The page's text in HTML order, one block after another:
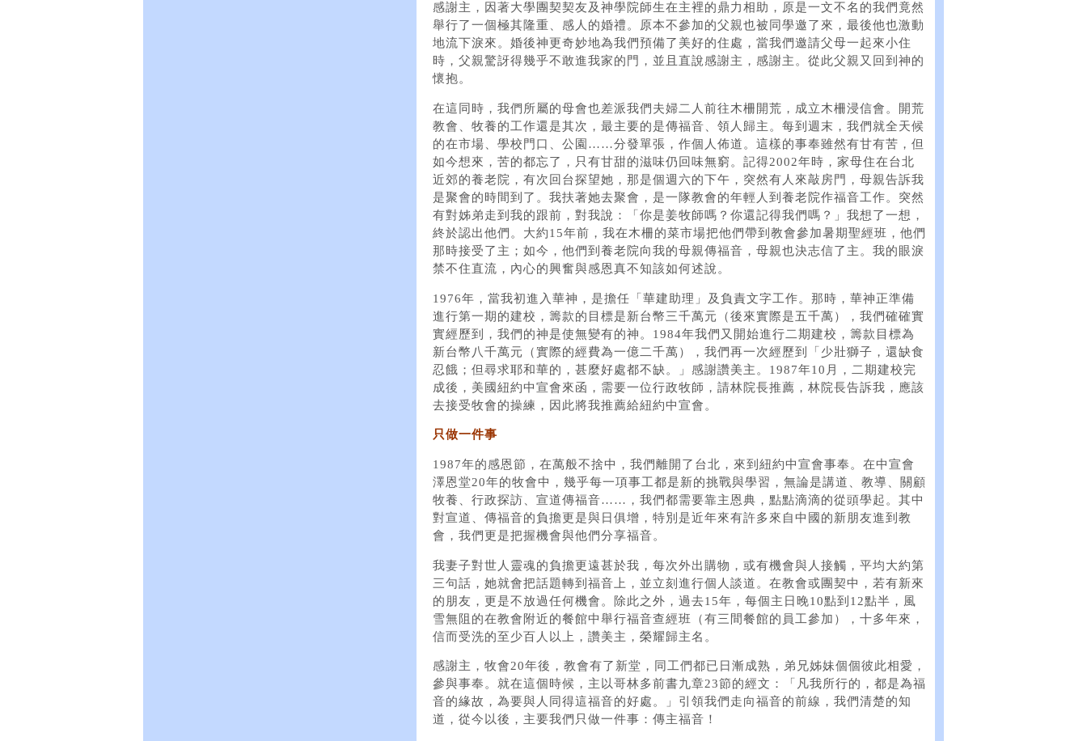
感謝主，因著大學團契契友及神學院師生在主裡的鼎力相助，原是一文不名的我們竟然
舉行了一個極其隆重、感人的婚禮。原本不參加的父親也被同學邀了來，最後他也激動
地流下淚來。婚後神更奇妙地為我們預備了美好的住處，當我們邀請父母一起來小住
時，父親驚訝得幾乎不敢進我家的門，並且直說感謝主，感謝主。從此父親又回到神的
懷抱。
在這同時，我們所屬的母會也差派我們夫婦二人前往木柵開荒，成立木柵浸信會。開荒
教會、牧養的工作還是其次，最主要的是傳福音、領人歸主。每到週末，我們就全天候
的在市場、學校門口、公園……分發單張，作個人佈道。這樣的事奉雖然有甘有苦，但
如今想來，苦的都忘了，只有甘甜的滋味仍回味無窮。記得2002年時，家母住在台北
近郊的養老院，有次回台探望她，那是個週六的下午，突然有人來敲房門，母親告訴我
是聚會的時間到了。我扶著她去聚會，是一隊教會的年輕人到養老院作福音工作。突然
有對姊弟走到我的跟前，對我說：「你是姜牧師嗎？你還記得我們嗎？」我想了一想，
終於認出他們。大約15年前，我在木柵的菜市場把他們帶到教會參加暑期聖經班，他們
那時接受了主；如今，他們到養老院向我的母親傳福音，母親也決志信了主。我的眼淚
禁不住直流，內心的興奮與感恩真不知該如何述說。
1976年，當我初進入華神，是擔任「華建助理」及負責文字工作。那時，華神正準備
進行第一期的建校，籌款的目標是新台幣三千萬元（後來實際是五千萬），我們確確實
實經歷到，我們的神是使無變有的神。1984年我們又開始進行二期建校，籌款目標為
新台幣八千萬元（實際的經費為一億二千萬），我們再一次經歷到「少壯獅子，還缺食
忍餓；但尋求耶和華的，甚麼好處都不缺。」感謝讚美主。1987年10月，二期建校完
成後，美國紐約中宣會來函，需要一位行政牧師，請林院長推薦，林院長告訴我，應該
去接受牧會的操練，因此將我推薦給紐約中宣會。
只做一件事
1987年的感恩節，在萬般不捨中，我們離開了台北，來到紐約中宣會事奉。在中宣會
澤恩堂20年的牧會中，幾乎每一項事工都是新的挑戰與學習，無論是講道、教導、關顧
牧養、行政探訪、宣道傳福音……，我們都需要靠主恩典，點點滴滴的從頭學起。其中
對宣道、傳福音的負擔更是與日俱增，特別是近年來有許多來自中國的新朋友進到教
會，我們更是把握機會與他們分享福音。
我妻子對世人靈魂的負擔更遠甚於我，每次外出購物，或有機會與人接觸，平均大約第
三句話，她就會把話題轉到福音上，並立刻進行個人談道。在教會或團契中，若有新來
的朋友，更是不放過任何機會。除此之外，過去15年，每個主日晚10點到12點半，風
雪無阻的在教會附近的餐館中舉行福音查經班（有三間餐館的員工參加），十多年來，
信而受洗的至少百人以上，讚美主，榮耀歸主名。
感謝主，牧會20年後，教會有了新堂，同工們都已日漸成熟，弟兄姊妹個個彼此相愛，
參與事奉。就在這個時候，主以哥林多前書九章23節的經文：「凡我所行的，都是為福
音的緣故，為要與人同得這福音的好處。」引領我們走向福音的前線，我們清楚的知
道，從今以後，主要我們只做一件事：傳主福音！